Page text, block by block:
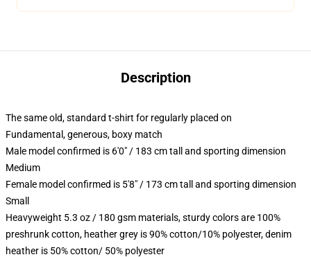
Description
The same old, standard t-shirt for regularly placed on
Fundamental, generous, boxy match
Male model confirmed is 6'0" / 183 cm tall and sporting dimension
Medium
Female model confirmed is 5'8" / 173 cm tall and sporting dimension
Small
Heavyweight 5.3 oz / 180 gsm materials, sturdy colors are 100%
preshrunk cotton, heather grey is 90% cotton/10% polyester, denim
heather is 50% cotton/ 50% polyester